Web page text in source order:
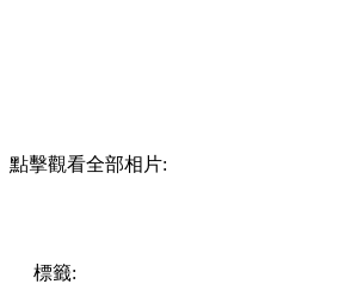
點擊觀看全部相片:
標籤: